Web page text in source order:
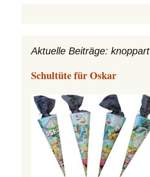
Aktuelle Beiträge: knoppart
Schultüte für Oskar